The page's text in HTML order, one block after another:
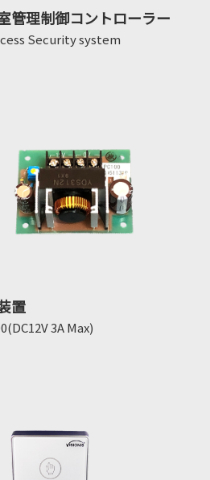
管理制御コントローラー
Security system
置
3A Max)